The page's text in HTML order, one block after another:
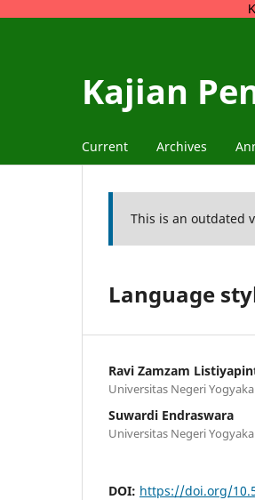
KAJIAN
Kajian
Current Archives
This is an outdated
Language
Ravi Zamzam
Universitas Negeri
Suwardi Endraswara
Universitas Negeri
DOI: https://doi.org/